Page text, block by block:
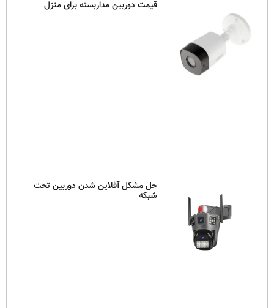
قیمت دوربین مداربسته برای منزل
حل مشکل آفلاین شدن دوربین تحت
شبکه